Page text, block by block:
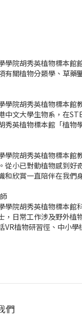
學院胡秀英植物標本館
有關植物分類學、草藥
學院胡秀英植物標本館
中文大學生物系，在
秀英植物標本館「植物
學院胡秀英植物標本館
從小已對動植物感到好
和欣賞一直陪伴在我們
學院胡秀英植物標本館
，日常工作涉及野外
VR植物研習徑、中小學
們